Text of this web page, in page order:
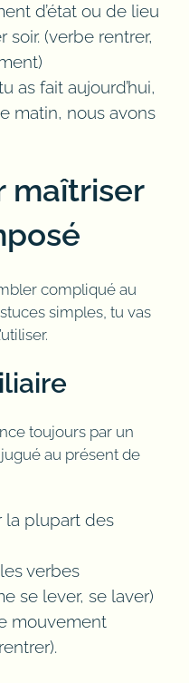
d’état ou de lieu
soir. (verbe rentrer,
as fait aujourd’hui,
matin, nous avons
maîtriser
compliqué au
simples, tu vas
toujours par un
au présent de
la plupart des
verbes
se lever, se laver)
mouvement